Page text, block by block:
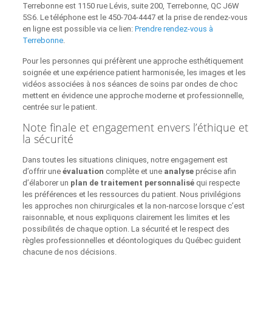
Terrebonne est 1150 rue Lévis, suite 200, Terrebonne, QC J6W
5S6. Le téléphone est le 450‑704‑4447 et la prise de rendez‑vous
en ligne est possible via ce lien: Prendre rendez‑vous à
Terrebonne.
Pour les personnes qui préfèrent une approche esthétiquement
soignée et une expérience patient harmonisée, les images et les
vidéos associées à nos séances de soins par ondes de choc
mettent en évidence une approche moderne et professionnelle,
centrée sur le patient.
Note finale et engagement envers l’éthique et
la sécurité
Dans toutes les situations cliniques, notre engagement est
d’offrir une évaluation complète et une analyseprécise afin
d’élaborer un plan de traitement personnaliséqui respecte
les préférences et les ressources du patient. Nous privilégions
les approches non chirurgicales et la non‑narcose lorsque c’est
raisonnable, et nous expliquons clairement les limites et les
possibilités de chaque option. La sécurité et le respect des
règles professionnelles et déontologiques du Québec guident
chacune de nos décisions.